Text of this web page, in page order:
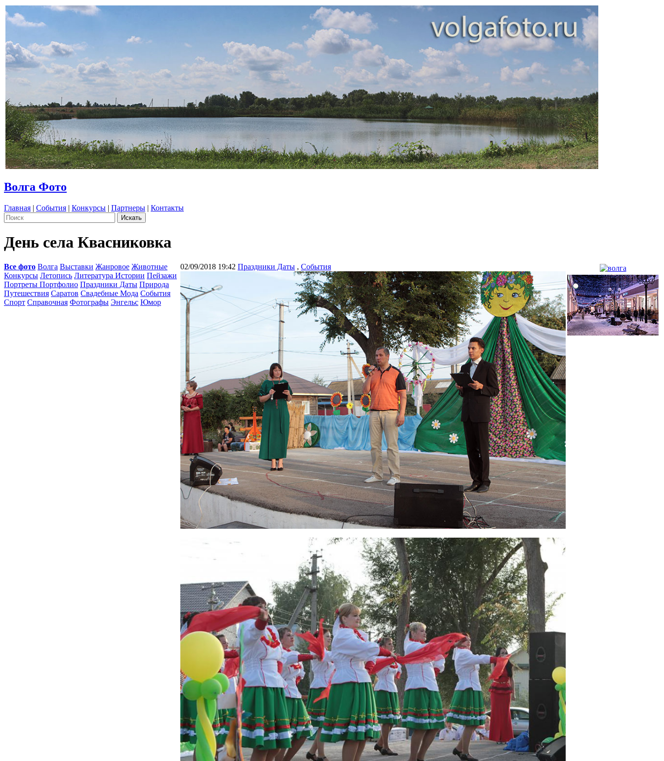
Волга Фото
Главная | События | Конкурсы | Партнеры | Контакты
День села Квасниковка
Все фото Волга Выставки Жанровое Животные
Конкурсы Летопись Литература Истории Пейзажи
Портреты Портфолио Праздники Даты Природа
Путешествия Саратов Свадебные Мода События
Спорт Справочная Фотографы Энгельс Юмор
02/09/2018 19:42 Праздники Даты , События